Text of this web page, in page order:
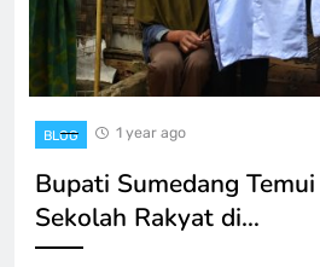
BLOG 1 year ago
Bupati Sumedang
Sekolah Rakyat di…